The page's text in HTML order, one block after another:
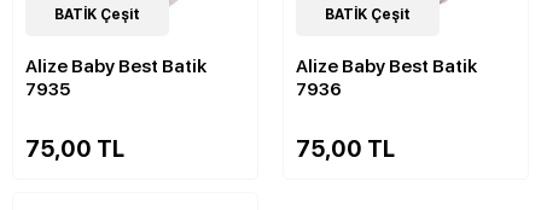
23Çeşit
BATİK Çeşit
Alize Baby Best Batik
7935
75,00 TL
23Çeşit
BATİK Çeşit
Alize Baby Best Batik
7936
75,00 TL